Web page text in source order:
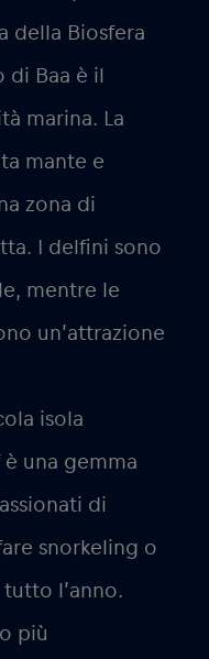
della Biosfera
di Baa è il
marina. La
mante e
zona di
I delfini sono
mentre le
un’attrazione
isola
una gemma
di
snorkeling o
l’anno.
più